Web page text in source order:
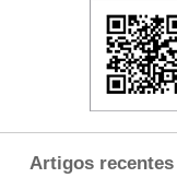
Artigos recentes